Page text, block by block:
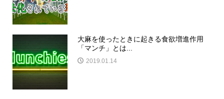
大麻を使ったときに起きる食欲増進作用
「マンチ」とは...
2019.01.14